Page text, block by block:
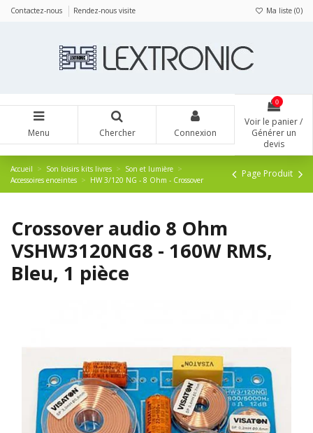
Contactez-nous Rendez-nous visite Ma liste (0)
Menu Chercher Connexion
0
Voir le panier /
Générer un
devis
Accueil Son loisirs kits livres
Son et lumière
Accessoires enceintes
HW 3/120 NG - 8 Ohm - Crossover
Page Produit
Crossover audio 8 Ohm
VSHW3120NG8 - 160W RMS,
Bleu, 1 pièce
Panneau de gestion des cookies